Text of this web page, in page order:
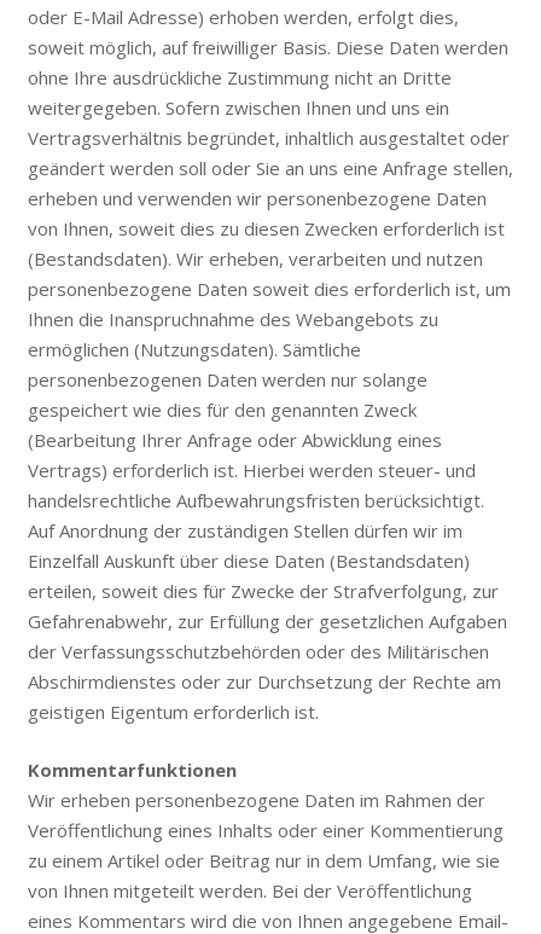
oder E-Mail Adresse) erhoben werden, erfolgt dies,
soweit möglich, auf freiwilliger Basis. Diese Daten werden
ohne Ihre ausdrückliche Zustimmung nicht an Dritte
weitergegeben. Sofern zwischen Ihnen und uns ein
Vertragsverhältnis begründet, inhaltlich ausgestaltet oder
geändert werden soll oder Sie an uns eine Anfrage stellen,
erheben und verwenden wir personenbezogene Daten
von Ihnen, soweit dies zu diesen Zwecken erforderlich ist
(Bestandsdaten). Wir erheben, verarbeiten und nutzen
personenbezogene Daten soweit dies erforderlich ist, um
Ihnen die Inanspruchnahme des Webangebots zu
ermöglichen (Nutzungsdaten). Sämtliche
personenbezogenen Daten werden nur solange
gespeichert wie dies für den genannten Zweck
(Bearbeitung Ihrer Anfrage oder Abwicklung eines
Vertrags) erforderlich ist. Hierbei werden steuer- und
handelsrechtliche Aufbewahrungsfristen berücksichtigt.
Auf Anordnung der zuständigen Stellen dürfen wir im
Einzelfall Auskunft über diese Daten (Bestandsdaten)
erteilen, soweit dies für Zwecke der Strafverfolgung, zur
Gefahrenabwehr, zur Erfüllung der gesetzlichen Aufgaben
der Verfassungsschutzbehörden oder des Militärischen
Abschirmdienstes oder zur Durchsetzung der Rechte am
geistigen Eigentum erforderlich ist.
Kommentarfunktionen
Wir erheben personenbezogene Daten im Rahmen der
Veröffentlichung eines Inhalts oder einer Kommentierung
zu einem Artikel oder Beitrag nur in dem Umfang, wie sie
von Ihnen mitgeteilt werden. Bei der Veröffentlichung
eines Kommentars wird die von Ihnen angegebene Email-